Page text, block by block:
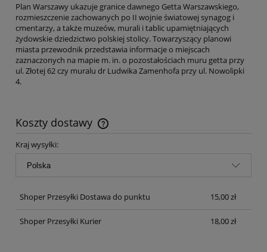
Plan Warszawy ukazuje granice dawnego Getta Warszawskiego,
rozmieszczenie zachowanych po II wojnie światowej synagog i
cmentarzy, a także muzeów, murali i tablic upamiętniających
żydowskie dziedzictwo polskiej stolicy. Towarzyszący planowi
miasta przewodnik przedstawia informacje o miejscach
zaznaczonych na mapie m. in. o pozostałościach muru getta przy
ul. Złotej 62 czy muralu dr Ludwika Zamenhofa przy ul. Nowolipki
4.
Koszty dostawy
Cena nie zawiera ewentualnych kosztów płatności
Kraj wysyłki:
Shoper Przesyłki Dostawa do punktu 15,00 zł
Shoper Przesyłki Kurier 18,00 zł